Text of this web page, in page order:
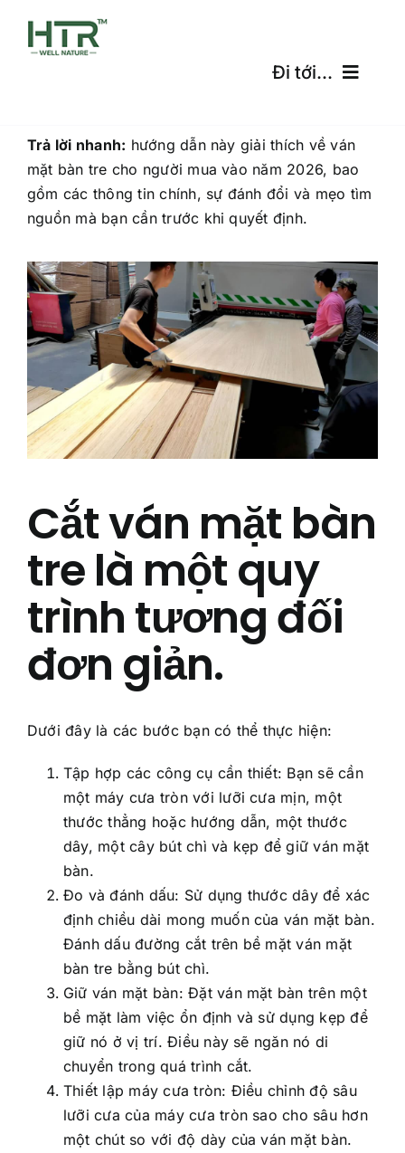
content
Đi tới...
Sản Phẩm
Chứng Chỉ
Vận Chuyển
Máy tính miễn phí
Blog
Về Chúng Tôi
Câu Hỏi Thường Gặp
Trả lời nhanh: hướng dẫn này giải thích về ván
mặt bàn tre cho người mua vào năm 2026, bao
gồm các thông tin chính, sự đánh đổi và mẹo tìm
nguồn mà bạn cần trước khi quyết định.
Cắt ván mặt bàn
tre là một quy
trình tương đối
đơn giản.
Dưới đây là các bước bạn có thể thực hiện:
Tập hợp các công cụ cần thiết: Bạn sẽ cần
một máy cưa tròn với lưỡi cưa mịn, một
thước thẳng hoặc hướng dẫn, một thước
dây, một cây bút chì và kẹp để giữ ván mặt
bàn.
Đo và đánh dấu: Sử dụng thước dây để xác
định chiều dài mong muốn của ván mặt bàn.
Đánh dấu đường cắt trên bề mặt ván mặt
bàn tre bằng bút chì.
Giữ ván mặt bàn: Đặt ván mặt bàn trên một
bề mặt làm việc ổn định và sử dụng kẹp để
giữ nó ở vị trí. Điều này sẽ ngăn nó di
chuyển trong quá trình cắt.
Thiết lập máy cưa tròn: Điều chỉnh độ sâu
lưỡi cưa của máy cưa tròn sao cho sâu hơn
một chút so với độ dày của ván mặt bàn.